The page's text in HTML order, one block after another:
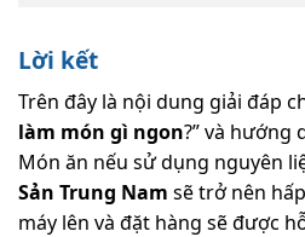
Lời kết
Trên đây là nội dung giải đáp
làm món gì ngon?” và hướng
Món ăn nếu sử dụng nguyên
Sản Trung Nam sẽ trở nên
máy lên và đặt hàng sẽ được